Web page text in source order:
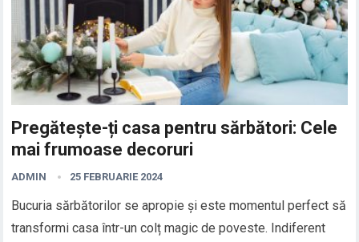
Pregătește-ți casa pentru sărbători: Cele
mai frumoase decoruri
ADMIN 25 FEBRUARIE 2024
Bucuria sărbătorilor se apropie și este momentul perfect să
transformi casa într-un colț magic de poveste. Indiferent